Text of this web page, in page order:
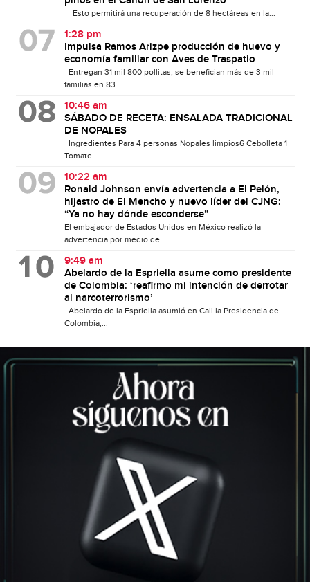
Esto permitirá una recuperación de 8 hectáreas en la...
1:28 pm
Impulsa Ramos Arizpe producción de huevo y
economía familiar con Aves de Traspatio
Entregan 31 mil 800 pollitas; se benefician más de 3 mil
familias en 83...
10:46 am
SÁBADO DE RECETA: ENSALADA TRADICIONAL
DE NOPALES
Ingredientes Para 4 personas Nopales limpios6 Cebolleta 1
Tomate...
10:22 am
Ronald Johnson envía advertencia a El Pelón,
hijastro de El Mencho y nuevo líder del CJNG:
“Ya no hay dónde esconderse”
El embajador de Estados Unidos en México realizó la
advertencia por medio de...
9:49 am
Abelardo de la Espriella asume como presidente
de Colombia: ‘reafirmo mi intención de derrotar
al narcoterrorismo’
Abelardo de la Espriella asumió en Cali la Presidencia de
Colombia,...